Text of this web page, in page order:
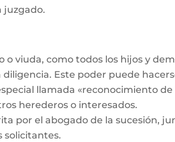
juzgado.
o viuda, como todos los hijos y
Este poder puede
llamada «reconocimiento
herederos o interesados.
por el abogado de la sucesión,
solicitantes.